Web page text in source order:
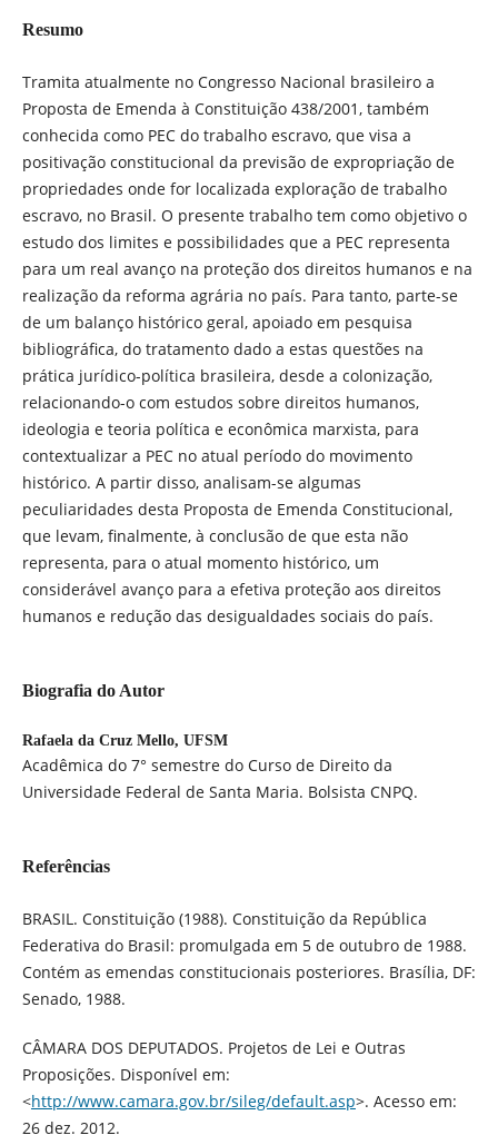
Resumo
Tramita atualmente no Congresso Nacional brasileiro a
Proposta de Emenda à Constituição 438/2001, também
conhecida como PEC do trabalho escravo, que visa a
positivação constitucional da previsão de expropriação de
propriedades onde for localizada exploração de trabalho
escravo, no Brasil. O presente trabalho tem como objetivo o
estudo dos limites e possibilidades que a PEC representa
para um real avanço na proteção dos direitos humanos e na
realização da reforma agrária no país. Para tanto, parte-se
de um balanço histórico geral, apoiado em pesquisa
bibliográfica, do tratamento dado a estas questões na
prática jurídico-política brasileira, desde a colonização,
relacionando-o com estudos sobre direitos humanos,
ideologia e teoria política e econômica marxista, para
contextualizar a PEC no atual período do movimento
histórico. A partir disso, analisam-se algumas
peculiaridades desta Proposta de Emenda Constitucional,
que levam, finalmente, à conclusão de que esta não
representa, para o atual momento histórico, um
considerável avanço para a efetiva proteção aos direitos
humanos e redução das desigualdades sociais do país.
Biografia do Autor
Rafaela da Cruz Mello, UFSM
Acadêmica do 7° semestre do Curso de Direito da
Universidade Federal de Santa Maria. Bolsista CNPQ.
Referências
BRASIL. Constituição (1988). Constituição da República
Federativa do Brasil: promulgada em 5 de outubro de 1988.
Contém as emendas constitucionais posteriores. Brasília, DF:
Senado, 1988.
CÂMARA DOS DEPUTADOS. Projetos de Lei e Outras
Proposições. Disponível em:
<http://www.camara.gov.br/sileg/default.asp>. Acesso em:
26 dez. 2012.